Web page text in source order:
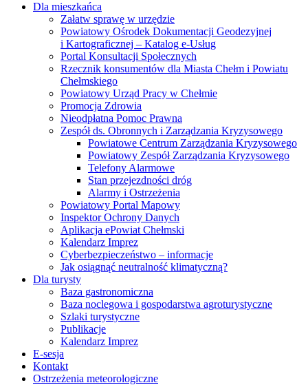
Dla mieszkańca
Załatw sprawę w urzędzie
Powiatowy Ośrodek Dokumentacji Geodezyjnej
i Kartograficznej – Katalog e-Usług
Portal Konsultacji Społecznych
Rzecznik konsumentów dla Miasta Chełm i Powiatu
Chełmskiego
Powiatowy Urząd Pracy w Chełmie
Promocja Zdrowia
Nieodpłatna Pomoc Prawna
Zespół ds. Obronnych i Zarządzania Kryzysowego
Powiatowe Centrum Zarządzania Kryzysowego
Powiatowy Zespół Zarządzania Kryzysowego
Telefony Alarmowe
Stan przejezdności dróg
Alarmy i Ostrzeżenia
Powiatowy Portal Mapowy
Inspektor Ochrony Danych
Aplikacja ePowiat Chełmski
Kalendarz Imprez
Cyberbezpieczeństwo – informacje
Jak osiągnąć neutralność klimatyczną?
Dla turysty
Baza gastronomiczna
Baza noclegowa i gospodarstwa agroturystyczne
Szlaki turystyczne
Publikacje
Kalendarz Imprez
E-sesja
Kontakt
Ostrzeżenia meteorologiczne